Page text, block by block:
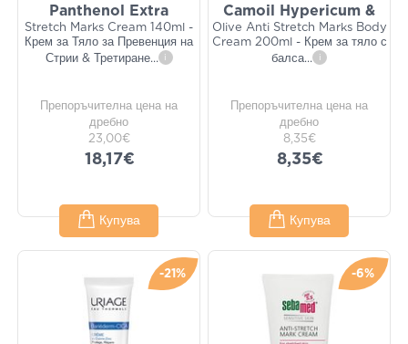
Panthenol Extra
Stretch Marks Cream 140ml -
Крем за Тяло за Превенция на
Стрии & Третиране... i
Препоръчителна цена на
дребно
23,00€
18,17€
Купува
​​​​​​​Camoil Hypericum &
Olive Anti Stretch Marks Body
Cream 200ml - Крем за тяло с
балса... i
Препоръчителна цена на
дребно
8,35€
8,35€
Купува
-21% -6%